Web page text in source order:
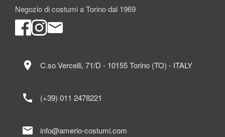
Negozio di costumi a Torino dal 1969
location_on C.so Vercelli, 71/D - 10155 Torino (TO) - ITALY
call (+39) 011 2478221
mail info@amerio-costumi.com